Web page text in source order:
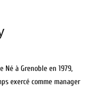
Né à Grenoble en 1979,
exercé comme manager